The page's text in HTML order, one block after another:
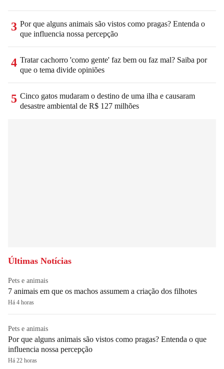
3 Por que alguns animais são vistos como pragas? Entenda o
que influencia nossa percepção
4 Tratar cachorro 'como gente' faz bem ou faz mal? Saiba por
que o tema divide opiniões
5 Cinco gatos mudaram o destino de uma ilha e causaram
desastre ambiental de R$ 127 milhões
Últimas Notícias
Pets e animais
7 animais em que os machos assumem a criação dos filhotes
Há 4 horas
Pets e animais
Por que alguns animais são vistos como pragas? Entenda o que
influencia nossa percepção
Há 22 horas